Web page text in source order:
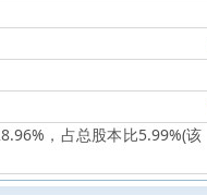
，占总股本比5.99%(该